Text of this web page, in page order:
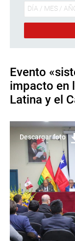
Evento
impacto en
Latina y el
Descargar foto